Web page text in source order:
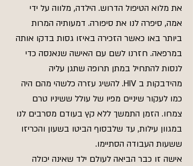
את מלוא הטיפול הדרוש. הילדה, מלווה על ידי
אמה, סיפרה לנו את סיפורה. דמעותיה המרות
ביותר באו כאשר הזכירה באיזו גסות בדקו אותה
במרפאה. חזרנו לשם עם האישה שנאנסה כדי
לנסות להתחיל במתן תרופה שתגן עליה
מהידבקות ב HIV. להשיג עזרה כלשהי מהם היה
כמו לעקור שיניים מפיו של עולל ששיניו טרם
צמחו. הזמן התמשך ללא קץ בעודם מסרבים לנו
במגוון עילות, עד שלבסוף הביטו בשעון והכריזו
ששעות העבודה הסתיימו.
אישה זו כבר הביאה לעולם ילד שאינה יכולה